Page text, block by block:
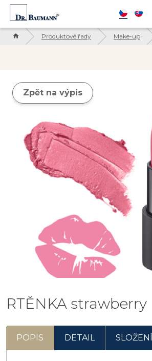
Kosmetické ingredience
Produktové řady Make-up
Zpět na výpis
RTĚNKA strawberry
POPIS DETAIL SLOŽENÍ